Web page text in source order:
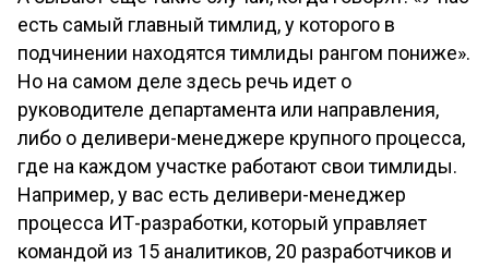
есть самый главный тимлид, у которого в
подчинении находятся тимлиды рангом пониже».
Но на самом деле здесь речь идет о
руководителе департамента или направления,
либо о деливери-менеджере крупного процесса,
где на каждом участке работают свои тимлиды.
Например, у вас есть деливери-менеджер
процесса ИТ-разработки, который управляет
командой из 15 аналитиков, 20 разработчиков и